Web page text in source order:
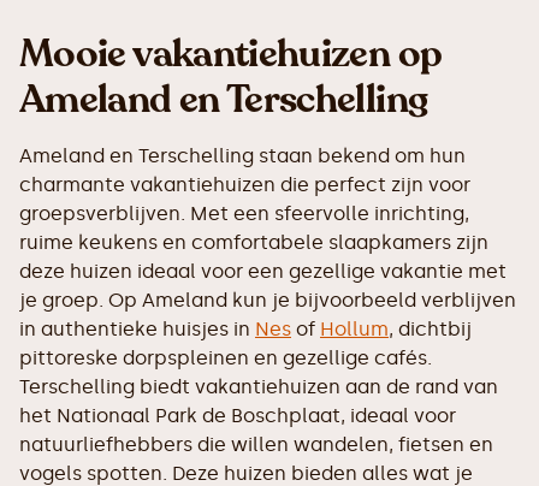
Mooie vakantiehuizen op
Ameland en Terschelling
Ameland en Terschelling staan bekend om hun
charmante vakantiehuizen die perfect zijn voor
groepsverblijven. Met een sfeervolle inrichting,
ruime keukens en comfortabele slaapkamers zijn
deze huizen ideaal voor een gezellige vakantie met
je groep. Op Ameland kun je bijvoorbeeld verblijven
in authentieke huisjes in Nes of Hollum, dichtbij
pittoreske dorpspleinen en gezellige cafés.
Terschelling biedt vakantiehuizen aan de rand van
het Nationaal Park de Boschplaat, ideaal voor
natuurliefhebbers die willen wandelen, fietsen en
vogels spotten. Deze huizen bieden alles wat je